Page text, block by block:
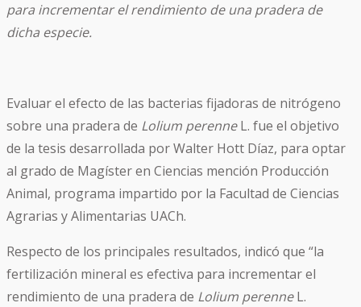
para incrementar el rendimiento de una pradera de
dicha especie.
Evaluar el efecto de las bacterias fijadoras de nitrógeno
sobre una pradera de Lolium perenneL. fue el objetivo
de la tesis desarrollada por Walter Hott Díaz, para optar
al grado de Magíster en Ciencias mención Producción
Animal, programa impartido por la Facultad de Ciencias
Agrarias y Alimentarias UACh.
Respecto de los principales resultados, indicó que “la
fertilización mineral es efectiva para incrementar el
rendimiento de una pradera de Lolium perenneL.